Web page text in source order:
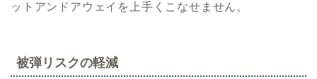
ットアンドアウェイを上手くこなせません。
被弾リスクの軽減